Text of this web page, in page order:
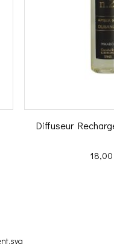
Diffuseur
Prix